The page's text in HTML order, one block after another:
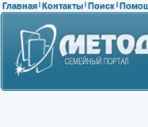
Главная | Контакты | Поиск |